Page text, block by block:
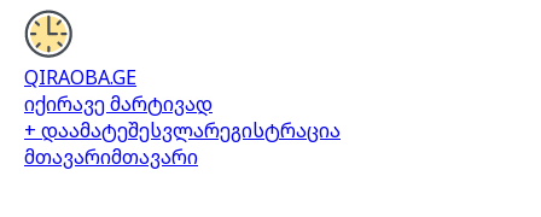
QIRAOBA.GE
იქირავე მარტივად
+ დაამატეშესვლარეგისტრაცია
მთავარიმთავარი